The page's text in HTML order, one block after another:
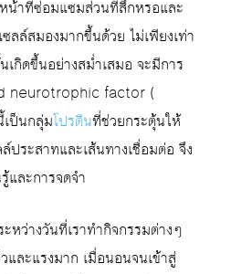
น้าที่ซ่อมแซมส่วนที่สึกหรอและ
ซลล์สมองมากขึ้นด้วย ไม่เพียงเท่า
กิดขึ้นอย่างสม่ำเสมอ จะมีการ
neurotrophic factor (
ป็นกลุ่มโปรตีนที่ช่วยกระตุ้นให้
ประสาทและเส้นทางเชื่อมต่อ จึง
และการจดจำ
ะหว่างวันที่เราทำกิจกรรมต่างๆ
วและแรงมาก เมื่อนอนจนเข้าสู่